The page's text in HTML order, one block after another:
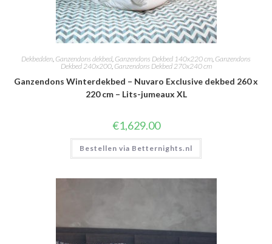
Dekbedden Ganzendons dekbed Ganzendons Dekbed 140x220 cm Ganzendons
Dekbed 240x200, Ganzendons Dekbed 270x240 cm
Ganzendons Winterdekbed – Nuvaro Exclusive dekbed 260 x
220 cm – Lits-jumeaux XL
€1,629.00
Bestellen via Betternights.nl